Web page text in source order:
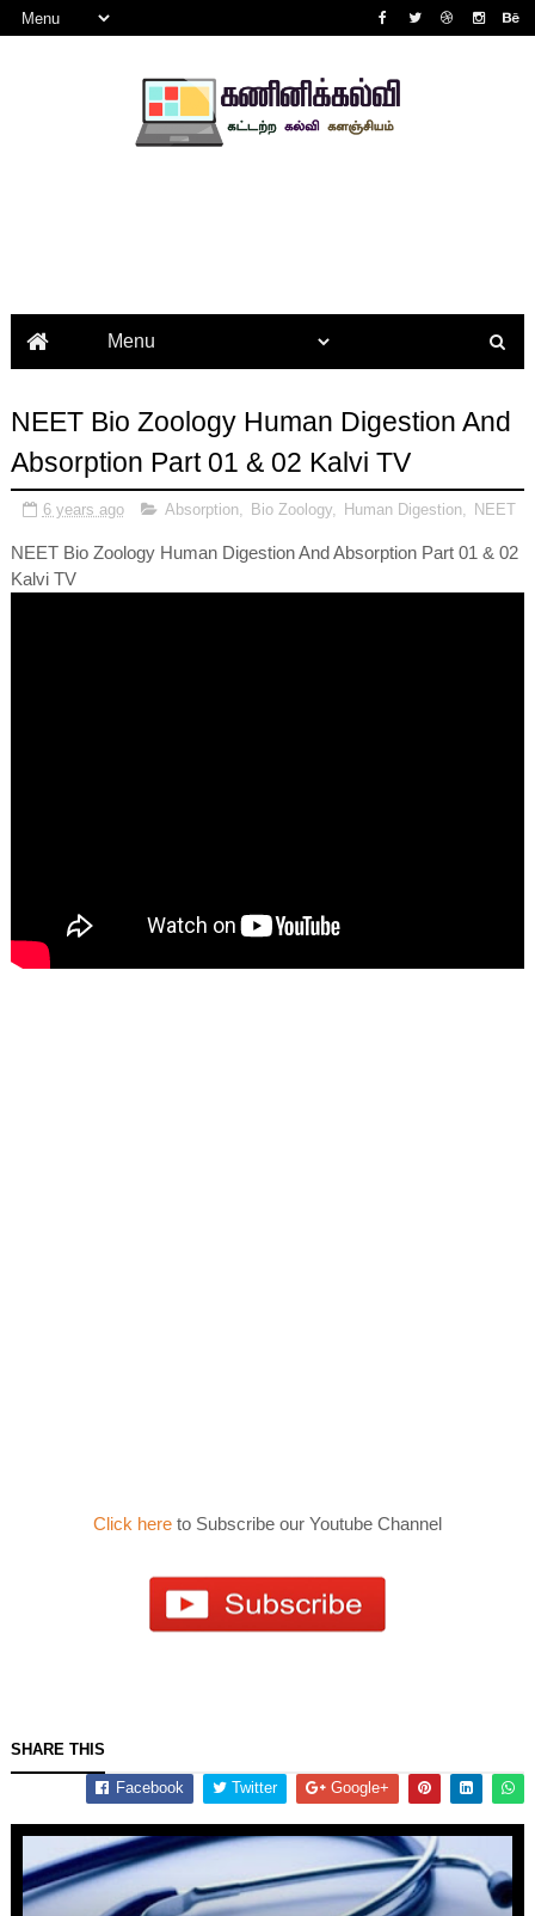
NEET Bio Zoology Human Digestion And
Absorption Part 01 & 02 Kalvi TV
6 years ago Absorption, Bio Zoology, Human Digestion, NEET
NEET Bio Zoology Human Digestion And Absorption Part 01 & 02
Kalvi TV
Click here to Subscribe our Youtube Channel
SHARE THIS
Facebook Twitter Google+